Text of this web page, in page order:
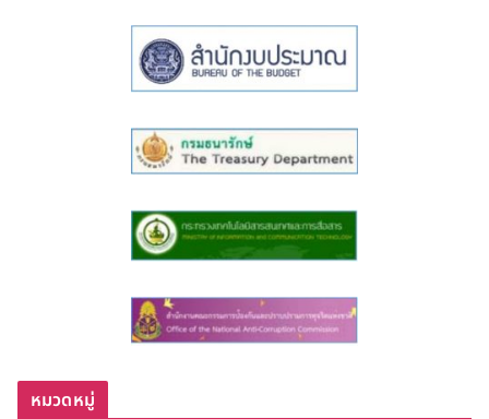
หมวดหมู่